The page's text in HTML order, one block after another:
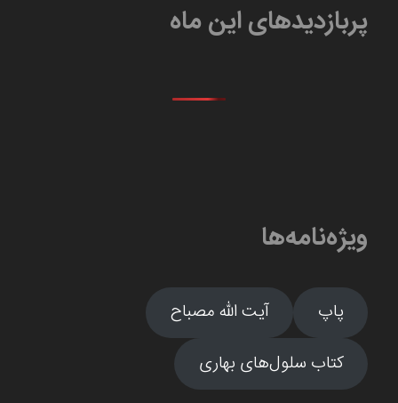
پربازدیدهای این ماه
ویژه‌نامه‌ها
پاپ
آیت الله مصباح
کتاب سلول‌های بهاری